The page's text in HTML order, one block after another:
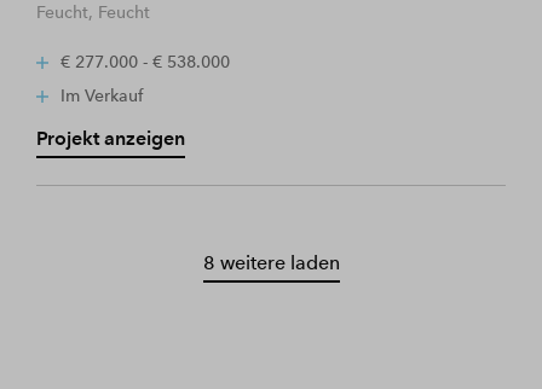
Feucht, Feucht
€ 277.000 - € 538.000
Im Verkauf
Projekt anzeigen
8 weitere laden